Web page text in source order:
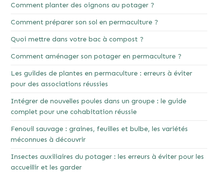
Comment planter des oignons au potager ?
Comment préparer son sol en permaculture ?
Quoi mettre dans votre bac à compost ?
Comment aménager son potager en permaculture ?
Les guildes de plantes en permaculture : erreurs à éviter
pour des associations réussies
Intégrer de nouvelles poules dans un groupe : le guide
complet pour une cohabitation réussie
Fenouil sauvage : graines, feuilles et bulbe, les variétés
méconnues à découvrir
Insectes auxiliaires du potager : les erreurs à éviter pour les
accueillir et les garder